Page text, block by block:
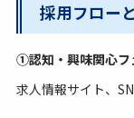
採用フロー
①認知・興味関心フ
求人情報サイト、